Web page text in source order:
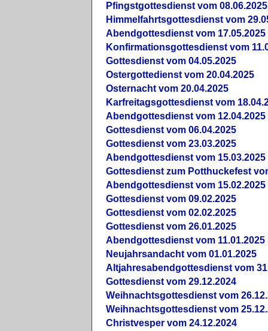
Pfingstgottesdienst vom 08.06.2025
Himmelfahrtsgottesdienst vom
Abendgottesdienst vom 17.05.2025
Konfirmationsgottesdienst vom
Gottesdienst vom 04.05.2025
Ostergottedienst vom 20.04.2025
Osternacht vom 20.04.2025
Karfreitagsgottesdienst vom
Abendgottesdienst vom 12.04.2025
Gottesdienst vom 06.04.2025
Gottesdienst vom 23.03.2025
Abendgottesdienst vom 15.03.2025
Gottesdienst zum Potthuckefest
Abendgottesdienst vom 15.02.2025
Gottesdienst vom 09.02.2025
Gottesdienst vom 02.02.2025
Gottesdienst vom 26.01.2025
Abendgottesdienst vom 11.01.2025
Neujahrsandacht vom 01.01.2025
Altjahresabendgottesdienst vom
Gottesdienst vom 29.12.2024
Weihnachtsgottesdienst vom
Weihnachtsgottesdienst vom
Christvesper vom 24.12.2024